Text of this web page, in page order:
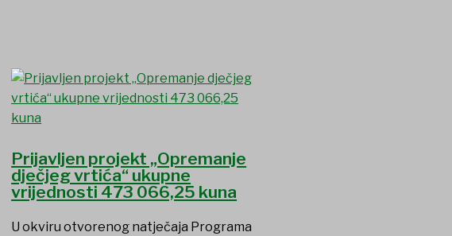
Prijavljen projekt „Opremanje
dječjeg vrtića“ ukupne
vrijednosti 473 066,25 kuna
U okviru otvorenog natječaja Programa